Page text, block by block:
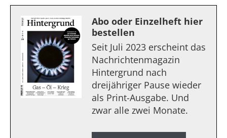
Abo oder Einzelheft hier
bestellen
Seit Juli 2023 erscheint das
Nachrichtenmagazin
Hintergrund nach
dreijähriger Pause wieder
als Print-Ausgabe. Und
zwar alle zwei Monate.